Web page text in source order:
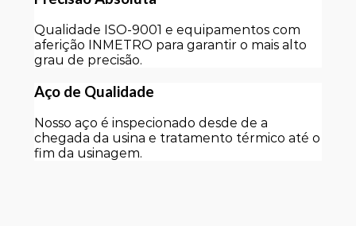
Qualidade ISO-9001 e equipamentos com
aferição INMETRO para garantir o mais alto
grau de precisão.
Aço de Qualidade
Nosso aço é inspecionado desde de a
chegada da usina e tratamento térmico até o
fim da usinagem.